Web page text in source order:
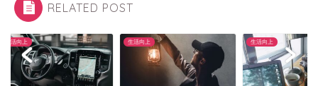
RELATED POST
生活向上 生活向上